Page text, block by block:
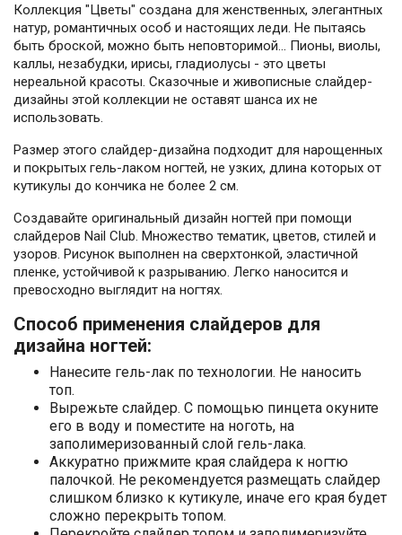
Коллекция "Цветы" создана для женственных, элегантных
натур, романтичных особ и настоящих леди. Не пытаясь
быть броской, можно быть неповторимой... Пионы, виолы,
каллы, незабудки, ирисы, гладиолусы - это цветы
нереальной красоты. Сказочные и живописные слайдер-
дизайны этой коллекции не оставят шанса их не
использовать.
Размер этого слайдер-дизайна подходит для нарощенных
и покрытых гель-лаком ногтей, не узких, длина которых от
кутикулы до кончика не более 2 см.
Создавайте оригинальный дизайн ногтей при помощи
слайдеров Nail Club. Множество тематик, цветов, стилей и
узоров. Рисунок выполнен на сверхтонкой, эластичной
пленке, устойчивой к разрыванию. Легко наносится и
превосходно выглядит на ногтях.
Способ применения слайдеров для
дизайна ногтей:
Нанесите гель-лак по технологии. Не наносить
топ.
Вырежьте слайдер. С помощью пинцета окуните
его в воду и поместите на ноготь, на
заполимеризованный слой гель-лака.
Аккуратно прижмите края слайдера к ногтю
палочкой. Не рекомендуется размещать слайдер
слишком близко к кутикуле, иначе его края будет
сложно перекрыть топом.